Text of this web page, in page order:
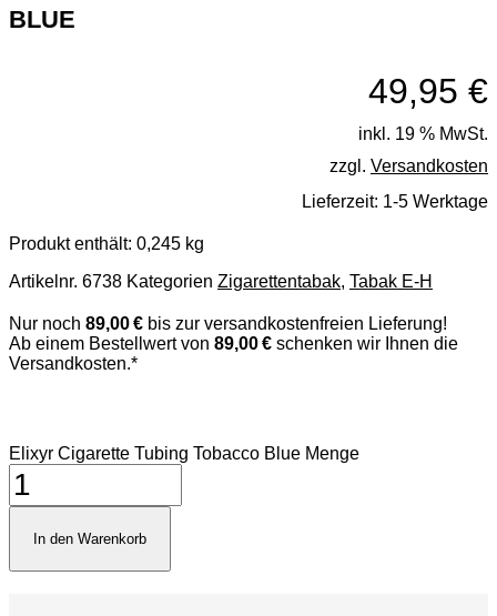
BLUE
49,95 €
inkl. 19 % MwSt.
zzgl. Versandkosten
Lieferzeit: 1-5 Werktage
Produkt enthält: 0,245 kg
Artikelnr. 6738 Kategorien Zigarettentabak, Tabak E-H
Nur noch 89,00 € bis zur versandkostenfreien Lieferung!
Ab einem Bestellwert von 89,00 € schenken wir Ihnen die
Versandkosten.*
Elixyr Cigarette Tubing Tobacco Blue Menge
In den Warenkorb